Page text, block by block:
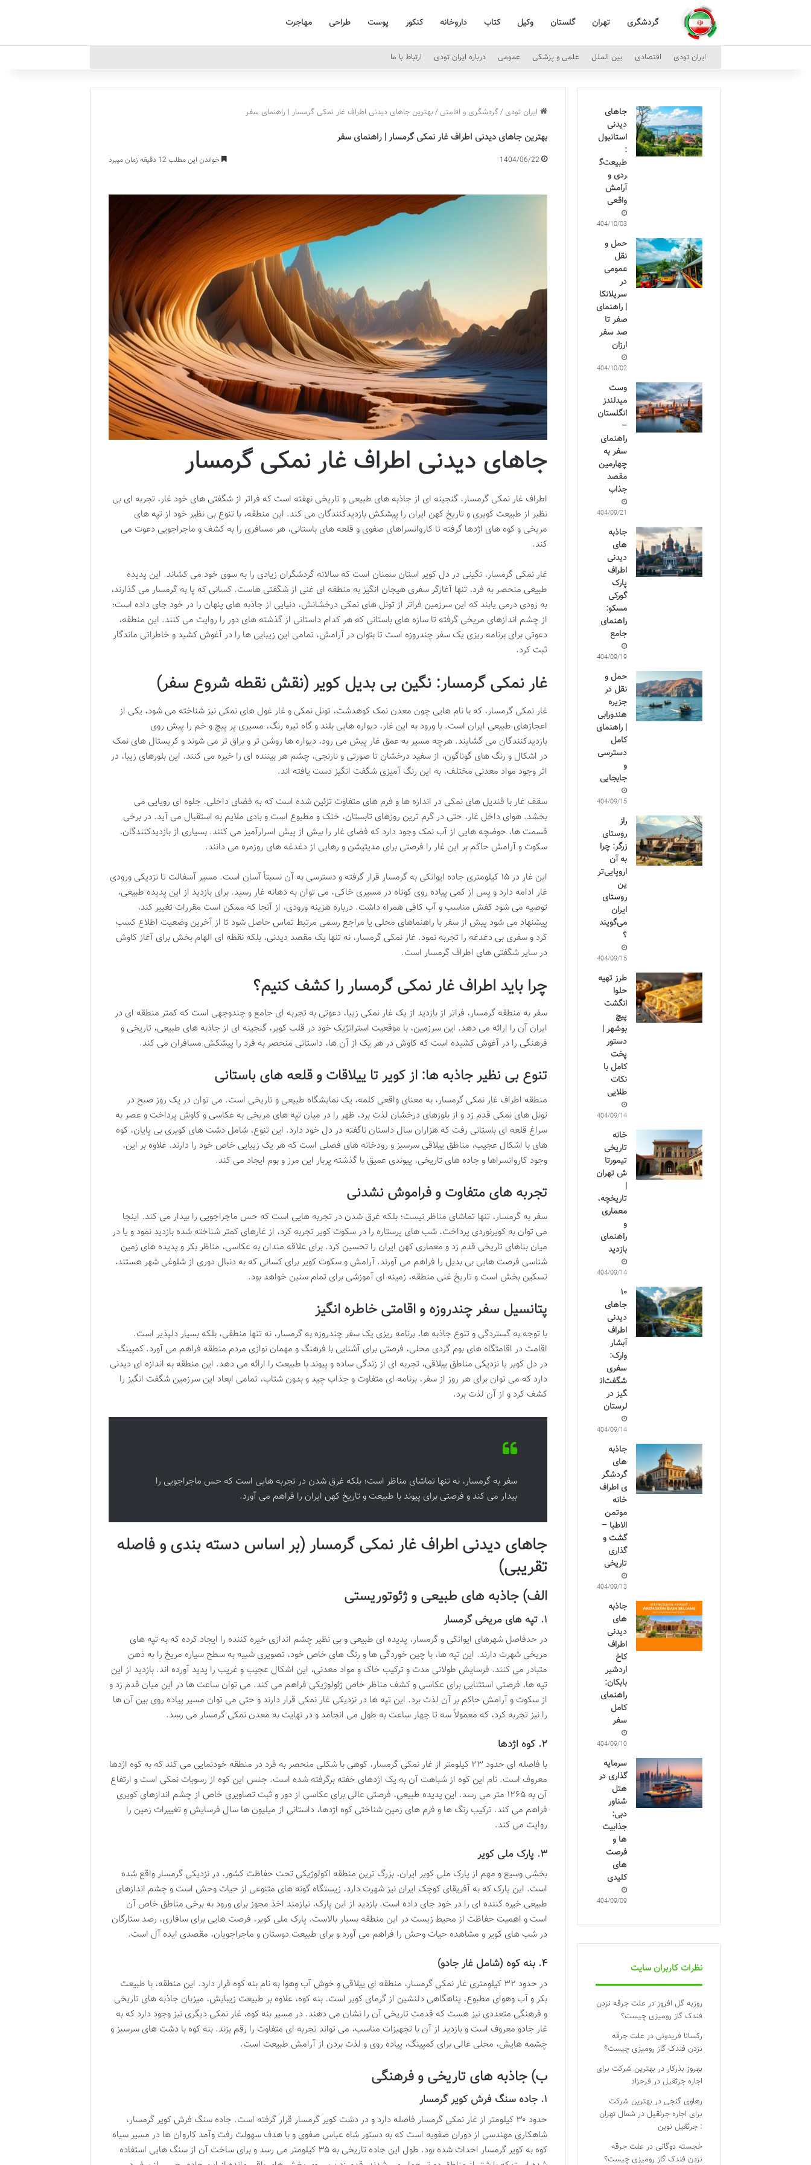
گردشگری تهران گلستان وکیل کتاب داروخانه کنکور پوست طراحی مهاجرت
ایران تودی اقتصادی بین الملل علمی و پزشکی عمومی درباره ایران تودی ارتباط با ما
ایران تودی /گردشگری و اقامتی / بهترین جاهای دیدنی اطراف غار نمکی گرمسار | راهنمای سفر
بهترین جاهای دیدنی اطراف غار نمکی گرمسار | راهنمای سفر
1404/06/22 خواندن این مطلب 12 دقیقه زمان میبرد
جاهای دیدنی اطراف غار نمکی گرمسار
اطراف غار نمکی گرمسار، گنجینه ای از جاذبه های طبیعی و تاریخی نهفته است که فراتر از شگفتی های خود غار، تجربه ای بی
نظیر از طبیعت کویری و تاریخ کهن ایران را پیشکش بازدیدکنندگان می کند. این منطقه، با تنوع بی نظیر خود از تپه های
مریخی و کوه های اژدها گرفته تا کاروانسراهای صفوی و قلعه های باستانی، هر مسافری را به کشف و ماجراجویی دعوت می
کند.
غار نمکی گرمسار، نگینی در دل کویر استان سمنان است که سالانه گردشگران زیادی را به سوی خود می کشاند. این پدیده
طبیعی منحصر به فرد، تنها آغازگر سفری هیجان انگیز به منطقه ای غنی از شگفتی هاست. کسانی که پا به گرمسار می گذارند،
به زودی درمی یابند که این سرزمین فراتر از تونل های نمکی درخشانش، دنیایی از جاذبه های پنهان را در خود جای داده است؛
از چشم اندازهای مریخی گرفته تا سازه های باستانی که هر کدام داستانی از گذشته های دور را روایت می کنند. این منطقه،
دعوتی برای برنامه ریزی یک سفر چندروزه است تا بتوان در آرامش، تمامی این زیبایی ها را در آغوش کشید و خاطراتی ماندگار
ثبت کرد.
غار نمکی گرمسار: نگین بی بدیل کویر (نقش نقطه شروع سفر)
غار نمکی گرمسار، که با نام هایی چون معدن نمک کوهدشت، تونل نمکی و غار غول های نمکی نیز شناخته می شود، یکی از
اعجازهای طبیعی ایران است. با ورود به این غار، دیواره هایی بلند و گاه تیره رنگ، مسیری پر پیچ و خم را پیش روی
بازدیدکنندگان می گشایند. هرچه مسیر به عمق غار پیش می رود، دیواره ها روشن تر و براق تر می شوند و کریستال های نمک
در اشکال و رنگ های گوناگون، از سفید درخشان تا صورتی و نارنجی، چشم هر بیننده ای را خیره می کنند. این بلورهای زیبا، در
اثر وجود مواد معدنی مختلف، به این رنگ آمیزی شگفت انگیز دست یافته اند.
سقف غار با قندیل های نمکی در اندازه ها و فرم های متفاوت تزئین شده است که به فضای داخلی، جلوه ای رویایی می
بخشد. هوای داخل غار، حتی در گرم ترین روزهای تابستان، خنک و مطبوع است و بادی ملایم به استقبال می آید. در برخی
قسمت ها، حوضچه هایی از آب نمک وجود دارد که فضای غار را بیش از پیش اسرارآمیز می کنند. بسیاری از بازدیدکنندگان،
سکوت و آرامش حاکم بر این غار را فرصتی برای مدیتیشن و رهایی از دغدغه های روزمره می دانند.
این غار در ۱۵ کیلومتری جاده ایوانکی به گرمسار قرار گرفته و دسترسی به آن نسبتاً آسان است. مسیر آسفالت تا نزدیکی ورودی
غار ادامه دارد و پس از کمی پیاده روی کوتاه در مسیری خاکی، می توان به دهانه غار رسید. برای بازدید از این پدیده طبیعی،
توصیه می شود کفش مناسب و آب کافی همراه داشت. درباره هزینه ورودی، از آنجا که ممکن است مقررات تغییر کند،
پیشنهاد می شود پیش از سفر با راهنماهای محلی یا مراجع رسمی مرتبط تماس حاصل شود تا از آخرین وضعیت اطلاع کسب
کرد و سفری بی دغدغه را تجربه نمود. غار نمکی گرمسار، نه تنها یک مقصد دیدنی، بلکه نقطه ای الهام بخش برای آغاز کاوش
در سایر شگفتی های اطراف گرمسار است.
چرا باید اطراف غار نمکی گرمسار را کشف کنیم؟
سفر به منطقه گرمسار، فراتر از بازدید از یک غار نمکی زیبا، دعوتی به تجربه ای جامع و چندوجهی است که کمتر منطقه ای در
ایران آن را ارائه می دهد. این سرزمین، با موقعیت استراتژیک خود در قلب کویر، گنجینه ای از جاذبه های طبیعی، تاریخی و
فرهنگی را در آغوش کشیده است که کاوش در هر یک از آن ها، داستانی منحصر به فرد را پیشکش مسافران می کند.
تنوع بی نظیر جاذبه ها: از کویر تا ییلاقات و قلعه های باستانی
منطقه اطراف غار نمکی گرمسار، به معنای واقعی کلمه، یک نمایشگاه طبیعی و تاریخی است. می توان در یک روز صبح در
تونل های نمکی قدم زد و از بلورهای درخشان لذت برد، ظهر را در میان تپه های مریخی به عکاسی و کاوش پرداخت و عصر به
سراغ قلعه ای باستانی رفت که هزاران سال داستان ناگفته در دل خود دارد. این تنوع، شامل دشت های کویری بی پایان، کوه
های با اشکال عجیب، مناطق ییلاقی سرسبز و رودخانه های فصلی است که هر یک زیبایی خاص خود را دارند. علاوه بر این،
وجود کاروانسراها و جاده های تاریخی، پیوندی عمیق با گذشته پربار این مرز و بوم ایجاد می کند.
تجربه های متفاوت و فراموش نشدنی
سفر به گرمسار، تنها تماشای مناظر نیست؛ بلکه غرق شدن در تجربه هایی است که حس ماجراجویی را بیدار می کند. اینجا
می توان به کویرنوردی پرداخت، شب های پرستاره را در سکوت کویر تجربه کرد، از غارهای کمتر شناخته شده بازدید نمود و یا در
میان بناهای تاریخی قدم زد و معماری کهن ایران را تحسین کرد. برای علاقه مندان به عکاسی، مناظر بکر و پدیده های زمین
شناسی فرصت هایی بی بدیل را فراهم می آورند. آرامش و سکوت کویر برای کسانی که به دنبال دوری از شلوغی شهر هستند،
تسکین بخش است و تاریخ غنی منطقه، زمینه ای آموزشی برای تمام سنین خواهد بود.
پتانسیل سفر چندروزه و اقامتی خاطره انگیز
با توجه به گستردگی و تنوع جاذبه ها، برنامه ریزی یک سفر چندروزه به گرمسار، نه تنها منطقی، بلکه بسیار دلپذیر است.
اقامت در اقامتگاه های بوم گردی محلی، فرصتی برای آشنایی با فرهنگ و مهمان نوازی مردم منطقه فراهم می آورد. کمپینگ
در دل کویر یا نزدیکی مناطق ییلاقی، تجربه ای از زندگی ساده و پیوند با طبیعت را ارائه می دهد. این منطقه به اندازه ای دیدنی
دارد که می توان برای هر روز از سفر، برنامه ای متفاوت و جذاب چید و بدون شتاب، تمامی ابعاد این سرزمین شگفت انگیز را
کشف کرد و از آن لذت برد.
سفر به گرمسار، نه تنها تماشای مناظر است؛ بلکه غرق شدن در تجربه هایی است که حس ماجراجویی را
بیدار می کند و فرصتی برای پیوند با طبیعت و تاریخ کهن ایران را فراهم می آورد.
جاهای دیدنی اطراف غار نمکی گرمسار (بر اساس دسته بندی و فاصله
تقریبی)
الف) جاذبه های طبیعی و ژئوتوریستی
۱. تپه های مریخی گرمسار
در حدفاصل شهرهای ایوانکی و گرمسار، پدیده ای طبیعی و بی نظیر چشم اندازی خیره کننده را ایجاد کرده که به تپه های
مریخی شهرت دارند. این تپه ها، با چین خوردگی ها و رنگ های خاص خود، تصویری شبیه به سطح سیاره مریخ را به ذهن
متبادر می کنند. فرسایش طولانی مدت و ترکیب خاک و مواد معدنی، این اشکال عجیب و غریب را پدید آورده اند. بازدید از این
تپه ها، فرصتی استثنایی برای عکاسی و کشف مناظر خاص ژئولوژیکی فراهم می کند. می توان ساعت ها در این میان قدم زد و
از سکوت و آرامش حاکم بر آن لذت برد. این تپه ها در نزدیکی غار نمکی قرار دارند و حتی می توان مسیر پیاده روی بین آن ها
را نیز تجربه کرد، که معمولاً سه تا چهار ساعت به طول می انجامد و در نهایت به معدن نمکی گرمسار می رسد.
۲. کوه اژدها
با فاصله ای حدود ۲۳ کیلومتر از غار نمکی گرمسار، کوهی با شکلی منحصر به فرد در منطقه خودنمایی می کند که به کوه اژدها
معروف است. نام این کوه از شباهت آن به یک اژدهای خفته برگرفته شده است. جنس این کوه از رسوبات نمکی است و ارتفاع
آن به ۱۲۶۵ متر می رسد. این پدیده طبیعی، فرصتی عالی برای عکاسی از دور و ثبت تصاویری خاص از چشم اندازهای کویری
فراهم می کند. ترکیب رنگ ها و فرم های زمین شناختی کوه اژدها، داستانی از میلیون ها سال فرسایش و تغییرات زمین را
روایت می کند.
۳. پارک ملی کویر
بخشی وسیع و مهم از پارک ملی کویر ایران، بزرگ ترین منطقه اکولوژیکی تحت حفاظت کشور، در نزدیکی گرمسار واقع شده
است. این پارک که به آفریقای کوچک ایران نیز شهرت دارد، زیستگاه گونه های متنوعی از حیات وحش است و چشم اندازهای
طبیعی خیره کننده ای را در خود جای داده است. بازدید از این پارک، نیازمند اخذ مجوز برای ورود به برخی مناطق خاص آن
است و اهمیت حفاظت از محیط زیست در این منطقه بسیار بالاست. پارک ملی کویر، فرصت هایی برای سافاری، رصد ستارگان
در شب های کویر و مشاهده حیات وحش را فراهم می آورد و برای طبیعت دوستان و ماجراجویان، مقصدی ایده آل است.
۴. بنه کوه (شامل غار جادو)
در حدود ۳۲ کیلومتری غار نمکی گرمسار، منطقه ای ییلاقی و خوش آب وهوا به نام بنه کوه قرار دارد. این منطقه، با طبیعت
بکر و آب وهوای مطبوع، پناهگاهی دلنشین از گرمای کویر است. بنه کوه، علاوه بر طبیعت زیبایش، میزبان جاذبه های تاریخی
و فرهنگی متعددی نیز هست که قدمت تاریخی آن را نشان می دهند. در مسیر بنه کوه، غار نمکی دیگری نیز وجود دارد که به
غار جادو معروف است و بازدید از آن با تجهیزات مناسب، می تواند تجربه ای متفاوت را رقم بزند. بنه کوه با دشت های سرسبز و
چشمه هایش، محلی عالی برای کمپینگ، پیاده روی و لذت بردن از آرامش طبیعت است.
ب) جاذبه های تاریخی و فرهنگی
۱. جاده سنگ فرش کویر گرمسار
حدود ۳۰ کیلومتر از غار نمکی گرمسار فاصله دارد و در دشت کویر گرمسار قرار گرفته است. جاده سنگ فرش کویر گرمسار،
شاهکاری مهندسی از دوران صفویه است که به دستور شاه عباس صفوی و با هدف سهولت رفت وآمد کاروان ها در مسیر سیاه
کوه به کویر گرمسار احداث شده بود. طول این جاده تاریخی به ۳۵ کیلومتر می رسد و برای ساخت آن از سنگ هایی استفاده
جاهای
دیدنی
استانبول
:
طبیعت‌گ
ردی و
آرامش
واقعی
1404/10/03
حمل و
نقل
عمومی
در
سریلانکا
| راهنمای
صفر تا
صد سفر
ارزان
1404/10/02
وست
میدلندز
انگلستان
–
راهنمای
سفر به
چهارمین
مقصد
جذاب
1404/09/21
جاذبه
های
دیدنی
اطراف
پارک
گورکی
مسکو:
راهنمای
جامع
1404/09/19
حمل و
نقل در
جزیره
هندورابی
| راهنمای
کامل
دسترسی
و
جابجایی
1404/09/15
راز
روستای
زرگر: چرا
به آن
اروپایی‌تر
ین
روستای
ایران
می‌گویند
؟
1404/09/15
طرز تهیه
حلوا
انگشت
پیچ
بوشهر |
دستور
پخت
کامل با
نکات
طلایی
1404/09/14
خانه
تاریخی
تیمورتا
ش تهران
|
تاریخچه،
معماری
و
راهنمای
بازدید
1404/09/14
۱۰
جاهای
دیدنی
اطراف
آبشار
وارک:
سفری
شگفت‌ان
گیز در
لرستان
1404/09/14
جاذبه
های
گردشگر
ی اطراف
خانه
موتمن
الاطبا –
گشت و
گذاری
تاریخی
1404/09/13
جاذبه
های
دیدنی
اطراف
کاخ
اردشیر
بابکان:
راهنمای
کامل
سفر
1404/09/10
سرمایه
گذاری در
هتل
شناور
دبی:
جذابیت
ها و
فرصت
های
کلیدی
1404/09/09
نظرات کاربران سایت
روزبه گل افروز در علت جرقه نزدن
فندک گاز رومیزی چیست؟
رکسانا فریدونی در علت جرقه
نزدن فندک گاز رومیزی چیست؟
بهروز بذرکار در بهترین شرکت برای
اجاره جرثقیل در فرحزاد
رهاوی گنجی در بهترین شرکت
برای اجاره جرثقیل در شمال تهران
: جرثقیل نوین
خجسته دوگانی در علت جرقه
نزدن فندک گاز رومیزی چیست؟